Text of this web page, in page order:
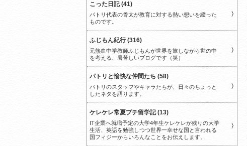
こった日記 (41)
パトリ代表の骨太が教育に対する熱い想いを綴った
ものです。
ふじもん紀行 (316)
元熱血中学教師ふじもんが世界を旅しながら世の中
を考える、暑苦しいブログです（笑）
パトリと愉快な仲間たち (58)
パトリのスタッフやキャラたちが、日々のちょっと
したネタを語ります。
ケレケレ常夏プチ留学記 (13)
IT企業へ就職予定の大学4年生ケレケレが残りの大学
生活、英語を勉強しつつ世界一幸せな国と言われる
国フィジーからいろんなことをお伝えします。